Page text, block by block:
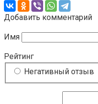
Добавить комментарий
Имя
Рейтинг
Негативный отзыв